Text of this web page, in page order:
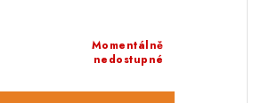
Momentálně
nedostupné